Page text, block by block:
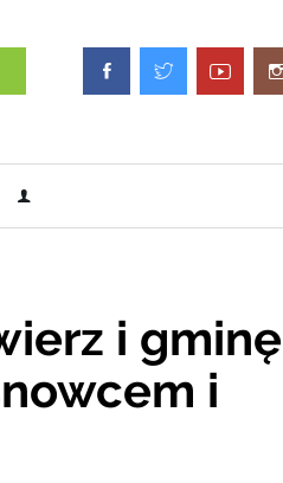
i gminę
i